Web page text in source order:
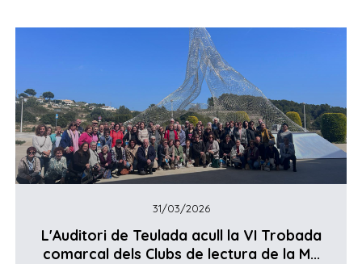
31/03/2026
L'Auditori de Teulada acull la VI Trobada
comarcal dels Clubs de lectura de la M...